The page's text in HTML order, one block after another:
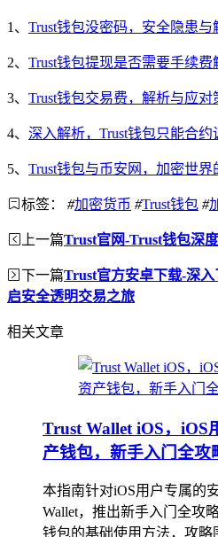
1、 Trust钱包没密码，安全隐患与
2、 Trust钱包提现是否需要手续费
3、 Trust钱包交易费，解析与应对
4、 深入解析，Trust钱包只能合约
5、 Trust钱包与币安网，加密世界
标签： #加密货币 #Trust钱包 #
上一篇Trust官网-Trust钱包深
下一篇Trust官方安卓下载-深
启安全透明交易之旅
相关文章
Trust Wallet iOS，iOS
产钱包，新手入门全攻
本指南针对iOS用户专属的
Wallet，推出新手入门全攻
钱包的基础使用方法，攻